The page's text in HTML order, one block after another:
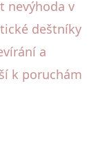
nevýhoda v
deštníky
a
k poruchám